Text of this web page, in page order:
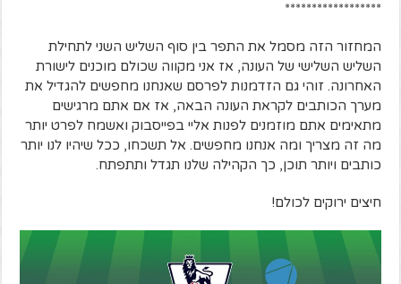
******************
המחזור הזה מסמל את התפר בין סוף השליש השני לתחילת
השליש השלישי של העונה, אז אני מקווה שכולם מוכנים לישורת
האחרונה. זוהי גם הזדמנות לפרסם שאנחנו מחפשים להגדיל את
מערך הכותבים לקראת העונה הבאה, אז אם אתם מרגישים
מתאימים אתם מוזמנים לפנות אליי בפייסבוק ואשמח לפרט יותר
מה זה מצריך ומה אנחנו מחפשים. אל תשכחו, ככל שיהיו לנו יותר
כותבים ויותר תוכן, כך הקהילה שלנו תגדל ותתפתח.
חיצים ירוקים לכולם!